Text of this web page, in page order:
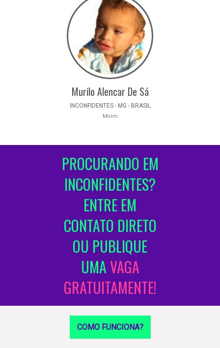
Murilo Alencar De Sá
INCONFIDENTES - MG - BRASIL
Mirim
PROCURANDO EM
INCONFIDENTES?
ENTRE EM
CONTATO DIRETO
OU PUBLIQUE
UMAVAGA
GRATUITAMENTE!
COMO FUNCIONA?